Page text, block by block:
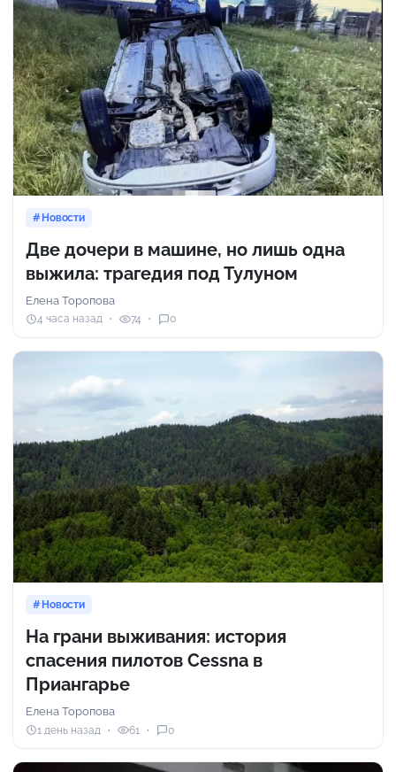
Новости
Две дочери в машине, но лишь одна
выжила: трагедия под Тулуном
Елена Торопова
4 часа назад 74 0
Новости
На грани выживания: история
спасения пилотов Cessna в
Приангарье
Елена Торопова
1 день назад 61 0